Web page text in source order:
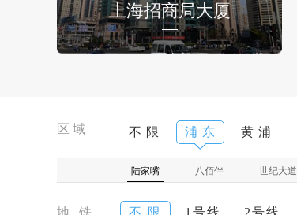
上海招商局大厦
区域 不 限 浦 东 黄 浦
陆家嘴 八佰伴 世纪大道
地 铁 不 限 1号线 2号线